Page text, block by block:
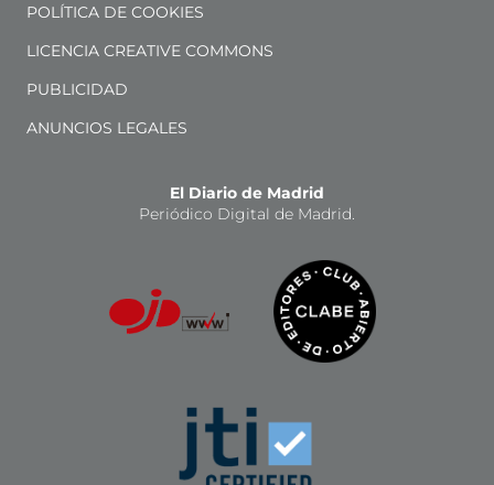
POLÍTICA DE COOKIES
LICENCIA CREATIVE COMMONS
PUBLICIDAD
ANUNCIOS LEGALES
El Diario de Madrid
Periódico Digital de Madrid.